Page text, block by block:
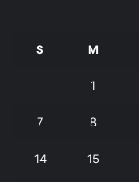
S M
1
7 8
14 15